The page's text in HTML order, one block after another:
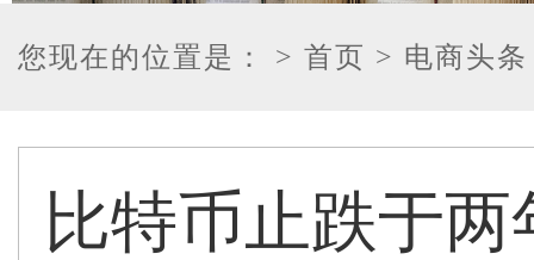
您现在的位置是： > 首页 > 电商头条
比特币止跌于